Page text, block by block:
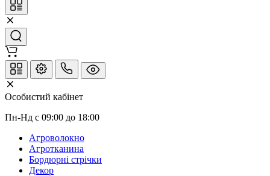
Особистий кабінет
Пн-Нд с 09:00 до 18:00
Агроволокно
Агротканина
Бордюрні стрічки
Декор